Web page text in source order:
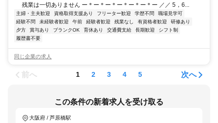
残業は一切ありません ー＊ー＊ー＊ー＊ー＊ー＊ー ／／ 5，6...
主婦・主夫歓迎 資格取得支援あり フリーター歓迎 学歴不問
職場見学可
経験不問
未経験者歓迎 午前 経験者歓迎 残業なし 有資格者歓迎
研修あり
夕方
賞与あり ブランクOK 育休あり 交通費支給 長期歓迎
シフト制
履歴書不要
同じ企業の求人
前へ 1 2 3 4 5 次へ
この条件の新着求人を受け取る
大阪府 / 芦原橋駅